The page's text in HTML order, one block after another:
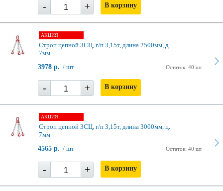
- + В корзину
АКЦИЯ
Строп цепной 3СЦ, г/п 3,15т, длина 2500мм, д.
7мм
Остаток: 40 шт
3978 р. / шт
- + В корзину
АКЦИЯ
Строп цепной 3СЦ, г/п 3,15т, длина 3000мм, ц.
7мм
Остаток: 40 шт
4565 р. / шт
- + В корзину